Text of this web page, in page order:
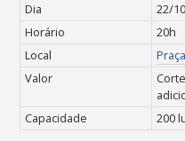
Dia
22/
Horário
20h
Local
Valor
Capacidade
200